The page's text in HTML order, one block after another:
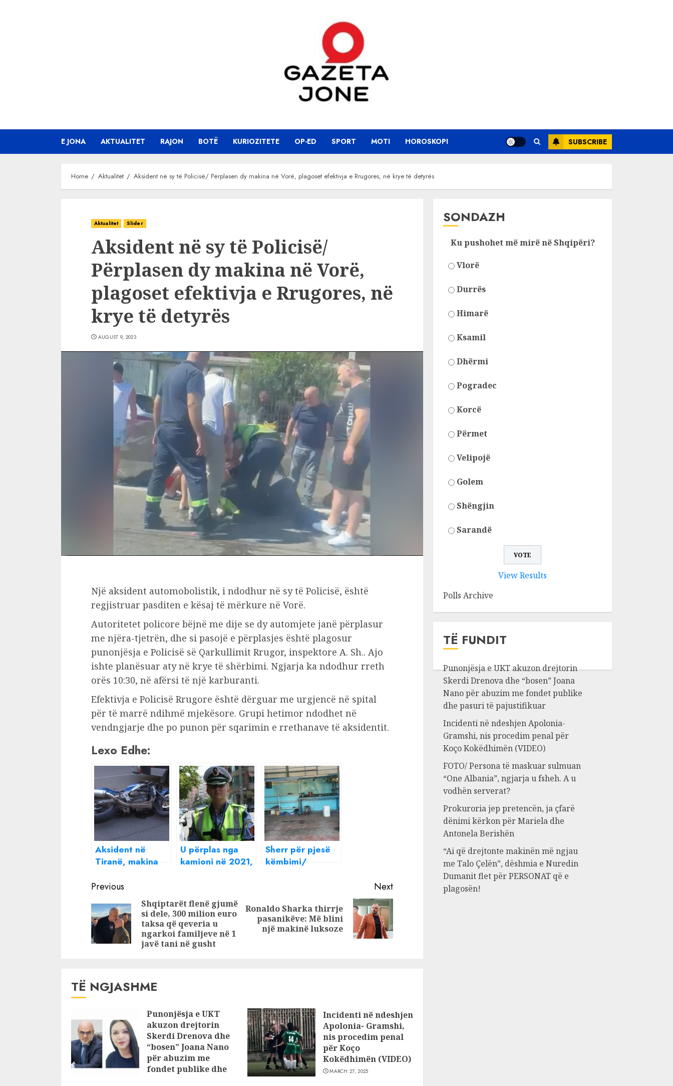
E JONA AKTUALITET RAJON BOTË KURIOZITETE OP-ED SPORT MOTI HOROSKOPI SUBSCRIBE
Home Aktualitet Aksident në sy të Policisë/ Përplasen dy makina në Vorë, plagoset efektivja e Rrugores, në krye të detyrës
Aktualitet Slider
Aksident në sy të Policisë/
Përplasen dy makina në Vorë,
plagoset efektivja e Rrugores, në
krye të detyrës
AUGUST 9, 2023
Një aksident automobolistik, i ndodhur në sy të Policisë, është
regjistruar pasditen e kësaj të mërkure në Vorë.
Autoritetet policore bëjnë me dije se dy automjete janë përplasur
me njëra-tjetrën, dhe si pasojë e përplasjes është plagosur
punonjësja e Policisë së Qarkullimit Rrugor, inspektore A. Sh.. Ajo
ishte planësuar aty në krye të shërbimi. Ngjarja ka ndodhur rreth
orës 10:30, në afërsi të një karburanti.
Efektivja e Policisë Rrugore është dërguar me urgjencë në spital
për të marrë ndihmë mjekësore. Grupi hetimor ndodhet në
vendngjarje dhe po punon për sqarimin e rrethanave të aksidentit.
Lexo Edhe:
Aksident në
Tiranë, makina
plagoset
U përplas nga
kamioni në 2021,
aksidentua sot në
Vorë
Sherr për pjesë
këmbimi/
servisin e
makinave në
Vorë, dhunohen
Continue
Reading
Previous
Previous
post:
Shqiptarët flenë gjumë
si dele, 300 milion euro
taksa që qeveria u
ngarkoi familjeve në 1
javë tani në gusht
Next
Next
post:
Ronaldo Sharka thirrje
pasanikëve: Më blini
një makinë luksoze
TË NGJASHME
Punonjësja e UKT
akuzon drejtorin
Skerdi Drenova dhe
“bosen” Joana Nano
për abuzim me
fondet publike dhe
Incidenti në ndeshjen
Apolonia- Gramshi,
nis procedim penal
për Koço
Kokëdhimën (VIDEO)
MARCH 27, 2025
SONDAZH
Ku pushohet më mirë në Shqipëri?
Vlorë
Durrës
Himarë
Ksamil
Dhërmi
Pogradec
Korcë
Përmet
Velipojë
Golem
Shëngjin
Sarandë
View Results
Polls Archive
TË FUNDIT
Punonjësja e UKT akuzon drejtorin
Skerdi Drenova dhe “bosen” Joana
Nano për abuzim me fondet publike
dhe pasuri të pajustifikuar
Incidenti në ndeshjen Apolonia-
Gramshi, nis procedim penal për
Koço Kokëdhimën (VIDEO)
FOTO/ Persona të maskuar sulmuan
“One Albania”, ngjarja u fsheh. A u
vodhën serverat?
Prokuroria jep pretencën, ja çfarë
dënimi kërkon për Mariela dhe
Antonela Berishën
“Ai që drejtonte makinën më ngjau
me Talo Çelën”, dëshmia e Nuredin
Dumanit flet për PERSONAT që e
plagosën!